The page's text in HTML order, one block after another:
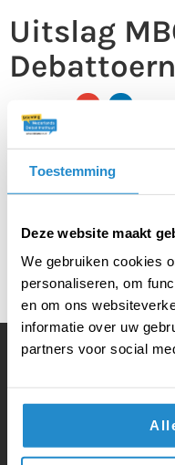
Toestemming
Deze website maakt
We gebruiken cookies
personaliseren, om
en om ons
informatie over uw
partners voor social
Uitslag
DELEN VIA
Op woensdag 20
2021-2022. De
TERUG NAAR